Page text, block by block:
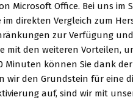
Microsoft Office. Bei uns im
direkten Vergleich zum
zur Verfügung
mit den weiteren Vorteilen,
Minuten können Sie dank
den Grundstein für eine
auf, sind wir mit